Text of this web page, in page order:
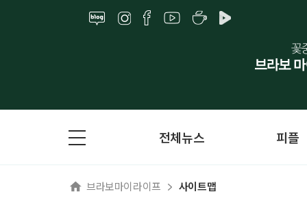
전체뉴스 피플
브라보마이라이프 사이트맵